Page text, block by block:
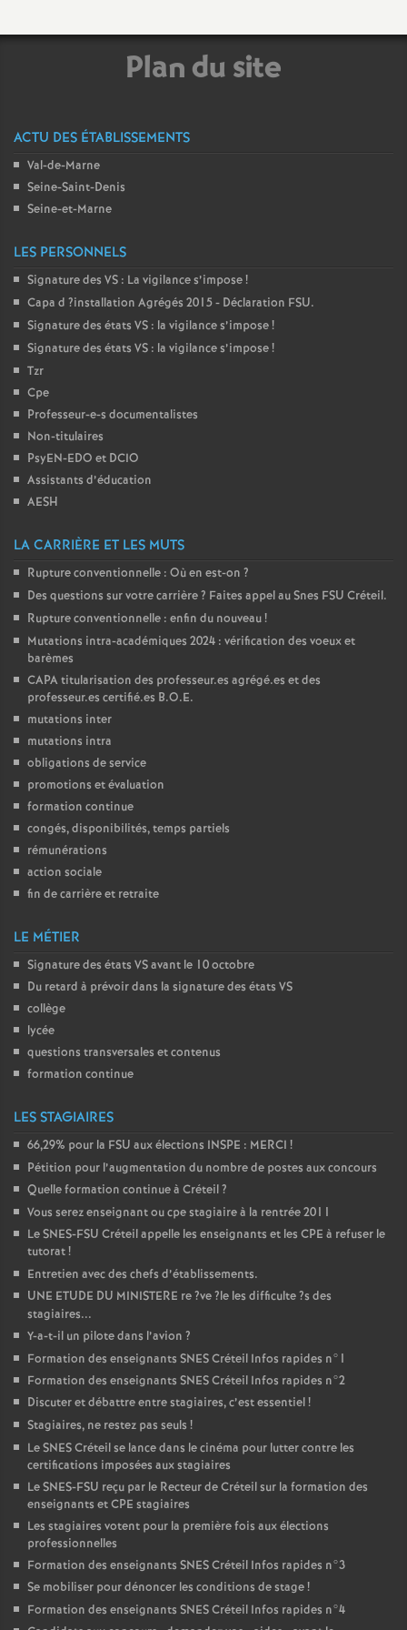
e
n
d
e
l
é
a
r
s
Plan du site
ACTU DES ÉTABLISSEMENTS
Val-de-Marne
Seine-Saint-Denis
Seine-et-Marne
LES PERSONNELS
Signature des VS : La vigilance s’impose!
Capa d ?installation Agrégés 2015 - Déclaration FSU.
Signature des états VS : la vigilance s’impose!
Signature des états VS : la vigilance s’impose!
Tzr
Cpe
Professeur-e-s documentalistes
Non-titulaires
PsyEN-EDO et DCIO
Assistants d’éducation
AESH
LA CARRIÈRE ET LES MUTS
Rupture conventionnelle : Où en est-on ?
Des questions sur votre carrière? Faites appel au Snes FSU Créteil.
Rupture conventionnelle : enfin du nouveau!
Mutations intra-académiques 2024 : vérification des voeux et
barèmes
CAPAtitularisation des professeur.es agrégé.es et des
professeur.es certifié.es B.O.E.
mutations inter
mutations intra
obligations de service
promotions et évaluation
formation continue
congés, disponibilités, temps partiels
rémunérations
action sociale
fin de carrière et retraite
LE MÉTIER
Signature des états VSavant le 10 octobre
Du retard à prévoir dans la signature des états VS
collège
lycée
questions transversales et contenus
formation continue
LES STAGIAIRES
66,29% pour la FSU aux élections INSPE : MERCI !
Pétition pour l’augmentation du nombre de postes aux concours
Quelle formation continue à Créteil?
Vous serez enseignant ou cpe stagiaire à la rentrée 2011
LeSNES-FSU Créteil appelle les enseignants et les CPE à refuser le
tutorat!
Entretien avec des chefs d’établissements.
UNE ETUDE DU MINISTERE re?ve?le les difficulte?s des
stagiaires...
Y-a-t-il un pilote dans l’avion ?
Formation des enseignants SNESCréteil Infos rapides n°1
Formation des enseignants SNESCréteil Infos rapides n°2
Discuter et débattre entre stagiaires, c’est essentiel!
Stagiaires, ne restez pas seuls !
LeSNESCréteil se lance dans le cinéma pour lutter contre les
certifications imposées aux stagiaires
LeSNES-FSU reçu par le Recteur de Créteil sur la formation des
enseignants etCPE stagiaires
Les stagiaires votent pour la première fois aux élections
professionnelles
Formation des enseignants SNESCréteil Infos rapides n°3
Se mobiliser pour dénoncer les conditions de stage!
Formation des enseignants SNESCréteil Infos rapides n°4